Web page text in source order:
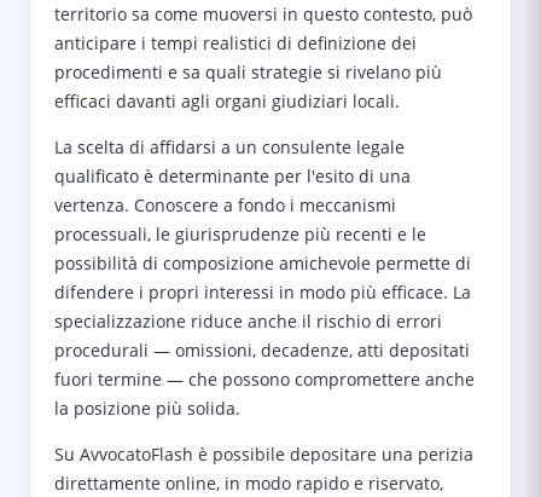
territorio sa come muoversi in questo contesto, può
anticipare i tempi realistici di definizione dei
procedimenti e sa quali strategie si rivelano più
efficaci davanti agli organi giudiziari locali.
La scelta di affidarsi a un consulente legale
qualificato è determinante per l'esito di una
vertenza. Conoscere a fondo i meccanismi
processuali, le giurisprudenze più recenti e le
possibilità di composizione amichevole permette di
difendere i propri interessi in modo più efficace. La
specializzazione riduce anche il rischio di errori
procedurali — omissioni, decadenze, atti depositati
fuori termine — che possono compromettere anche
la posizione più solida.
Su AvvocatoFlash è possibile depositare una perizia
direttamente online, in modo rapido e riservato,